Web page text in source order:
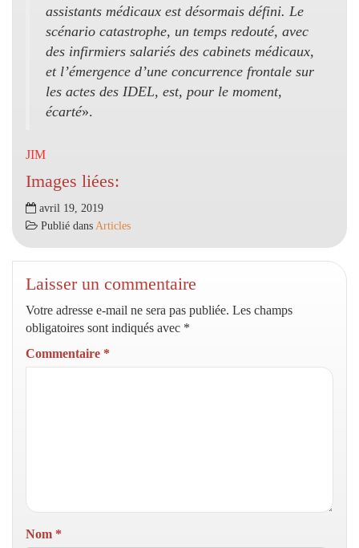
assistants médicaux est désormais défini. Le
scénario catastrophe, un temps redouté, avec
des infirmiers salariés des cabinets médicaux,
et l’émergence d’une concurrence frontale sur
les actes des IDEL, est, pour le moment,
écarté».
JIM
Images liées:
avril 19, 2019
Publié dans Articles
Laisser un commentaire
Votre adresse e-mail ne sera pas publiée. Les champs
obligatoires sont indiqués avec *
Commentaire *
Nom *